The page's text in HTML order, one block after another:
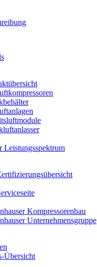
Leistungsspektrum
Kompressorenbau
Unternehmensgruppe
Übersicht